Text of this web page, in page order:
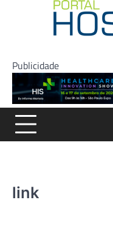
Publicidade
link